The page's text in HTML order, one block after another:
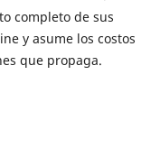
completo de sus
y asume los costos
que propaga.